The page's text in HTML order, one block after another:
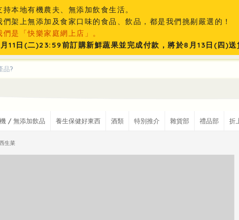
持本地有機農夫、無添加飲食生活。
們架上無添加及食家口味的食品、飲品，都是我們挑剔嚴選的！
們是「快樂家庭網上店」。
11日(二)23:59前訂購新鮮蔬果並完成付款，將於8月13日(四)送
/ 無添加飲品 養生保健好東西 酒類 特別推介 雜貨部 禮品部 折
生菜